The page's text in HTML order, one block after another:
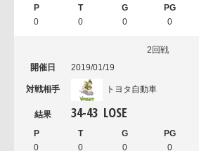
0 0 0 0
2回戦
2019/01/19
トヨタ自動車
34-43 LOSE
0 0 0 0